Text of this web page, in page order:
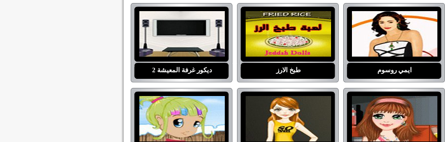
ايمي روسوم طبخ الارز ديكور غرفة المعيشة 2